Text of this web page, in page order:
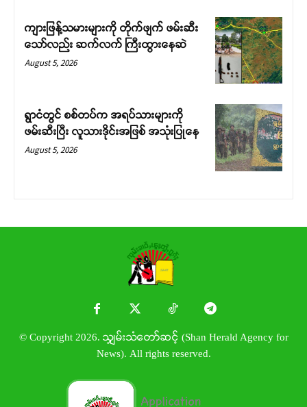
heard, every voice counts, and
justice can thrive.
ကျားဖြန့်သမားများကို တိုက်ဖျက် ဖမ်းဆီး
သော်လည်း ဆက်လက် ကြီးထွားနေဆဲ
August 5, 2026
ရွာငံတွင် စစ်တပ်က အရပ်သားများကို
ဖမ်းဆီးပြီး လူသားဒိုင်းအဖြစ် အသုံးပြုနေ
August 5, 2026
© Copyright 2026. သျှမ်းသံတော်ဆင့် (Shan Herald Agency for
News). All rights reserved.